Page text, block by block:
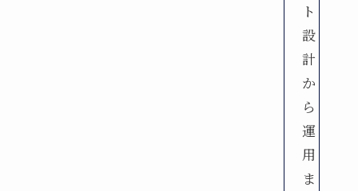
ト
設
計
か
ら
運
用
ま